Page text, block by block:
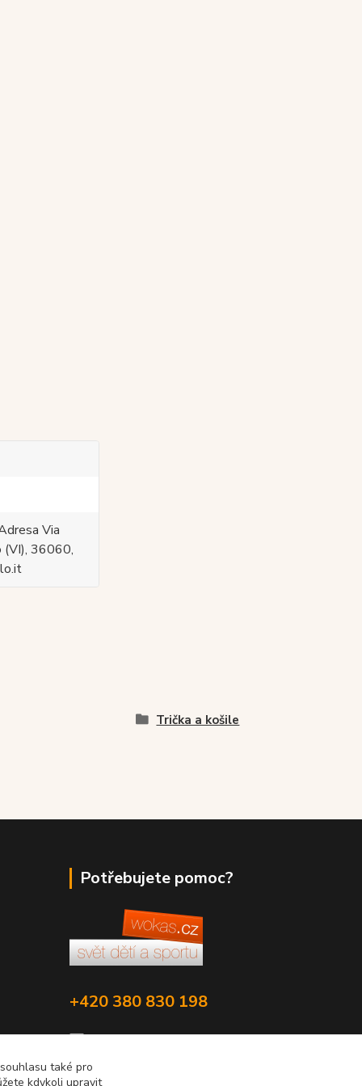
Via
(VI), 36060,
Trička a košile
Potřebujete pomoc?
+420 380 830 198
wokas.online@yahoo.cz
také pro
kdykoli upravit